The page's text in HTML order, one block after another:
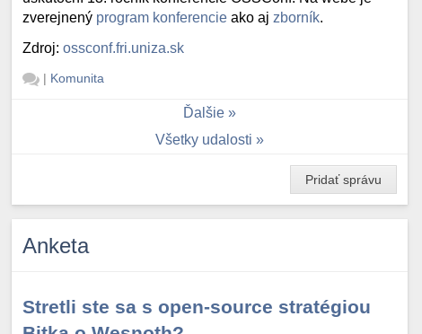
zverejnený program konferencie ako aj zborník.
Zdroj:ossconf.fri.uniza.sk
| Komunita
Ďalšie
Všetky udalosti
Pridať správu
Anketa
Stretli ste sa s open-source stratégiou